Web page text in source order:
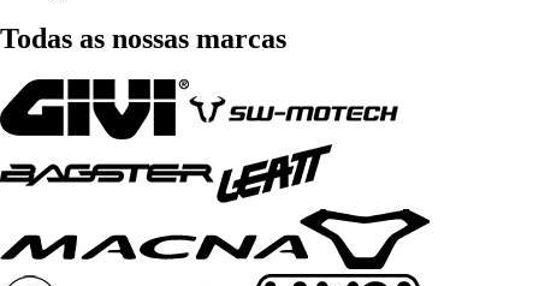
Todas as nossas marcas